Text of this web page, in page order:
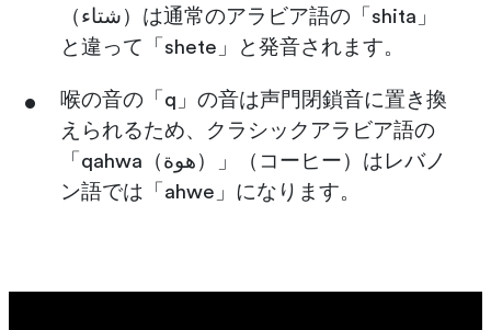
（شتاء）は通常のアラビア語の「shita」
と違って「shete」と発音されます。
喉の音の「q」の音は声門閉鎖音に置き換
えられるため、クラシックアラビア語の
「qahwa（هوة）」（コーヒー）はレバノ
ン語では「ahwe」になります。